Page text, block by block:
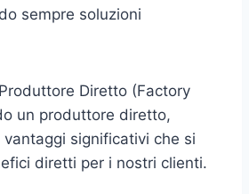
sempre soluzioni
Diretto (Factory
un produttore diretto,
vantaggi significativi che si
diretti per i nostri clienti.